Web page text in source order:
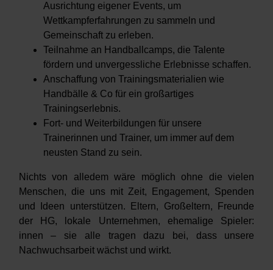
Ausrichtung eigener Events, um
Wettkampferfahrungen zu sammeln und
Gemeinschaft zu erleben.
Teilnahme an Handballcamps, die Talente
fördern und unvergessliche Erlebnisse schaffen.
Anschaffung von Trainingsmaterialien wie
Handbälle & Co für ein großartiges
Trainingserlebnis.
Fort- und Weiterbildungen für unsere
Trainerinnen und Trainer, um immer auf dem
neusten Stand zu sein.
Nichts von alledem wäre möglich ohne die vielen
Menschen, die uns mit Zeit, Engagement, Spenden
und Ideen unterstützen. Eltern, Großeltern, Freunde
der HG, lokale Unternehmen, ehemalige Spieler:
innen – sie alle tragen dazu bei, dass unsere
Nachwuchsarbeit wächst und wirkt.